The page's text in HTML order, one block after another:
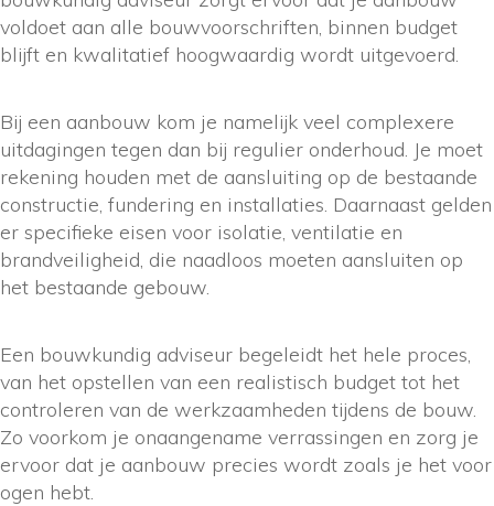
voldoet aan alle bouwvoorschriften, binnen budget
blijft en kwalitatief hoogwaardig wordt uitgevoerd.
Bij een aanbouw kom je namelijk veel complexere
uitdagingen tegen dan bij regulier onderhoud. Je moet
rekening houden met de aansluiting op de bestaande
constructie, fundering en installaties. Daarnaast gelden
er specifieke eisen voor isolatie, ventilatie en
brandveiligheid, die naadloos moeten aansluiten op
het bestaande gebouw.
Een bouwkundig adviseur begeleidt het hele proces,
van het opstellen van een realistisch budget tot het
controleren van de werkzaamheden tijdens de bouw.
Zo voorkom je onaangename verrassingen en zorg je
ervoor dat je aanbouw precies wordt zoals je het voor
ogen hebt.